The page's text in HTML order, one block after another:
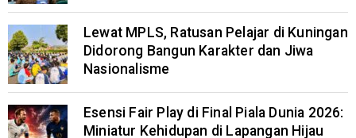
Lewat MPLS, Ratusan Pelajar di Kuningan
Didorong Bangun Karakter dan Jiwa
Nasionalisme
Esensi Fair Play di Final Piala Dunia 2026:
Miniatur Kehidupan di Lapangan Hijau